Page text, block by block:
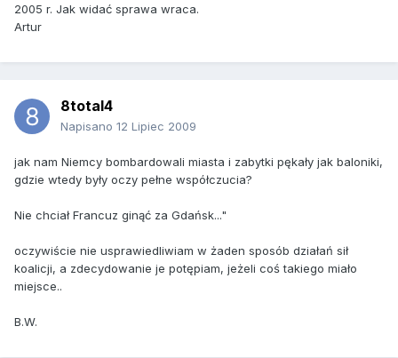
2005 r. Jak widać sprawa wraca.
Artur
8total4
Napisano 12 Lipiec 2009
jak nam Niemcy bombardowali miasta i zabytki pękały jak baloniki,
gdzie wtedy były oczy pełne współczucia?
Nie chciał Francuz ginąć za Gdańsk..."
oczywiście nie usprawiedliwiam w żaden sposób działań sił
koalicji, a zdecydowanie je potępiam, jeżeli coś takiego miało
miejsce..
B.W.